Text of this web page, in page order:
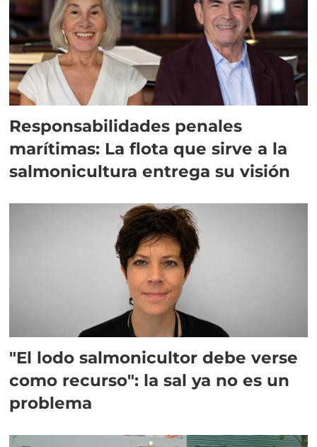
Responsabilidades penales
marítimas: La flota que sirve a la
salmonicultura entrega su visión
"El lodo salmonicultor debe verse
como recurso": la sal ya no es un
problema